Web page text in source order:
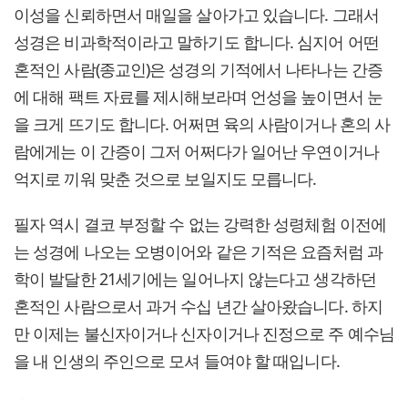
이성을 신뢰하면서 매일을 살아가고 있습니다. 그래서
성경은 비과학적이라고 말하기도 합니다. 심지어 어떤
혼적인 사람(종교인)은 성경의 기적에서 나타나는 간증
에 대해 팩트 자료를 제시해보라며 언성을 높이면서 눈
을 크게 뜨기도 합니다. 어쩌면 육의 사람이거나 혼의 사
람에게는 이 간증이 그저 어쩌다가 일어난 우연이거나
억지로 끼워 맞춘 것으로 보일지도 모릅니다.
필자 역시 결코 부정할 수 없는 강력한 성령체험 이전에
는 성경에 나오는 오병이어와 같은 기적은 요즘처럼 과
학이 발달한 21세기에는 일어나지 않는다고 생각하던
혼적인 사람으로서 과거 수십 년간 살아왔습니다. 하지
만 이제는 불신자이거나 신자이거나 진정으로 주 예수님
을 내 인생의 주인으로 모셔 들여야 할 때입니다.